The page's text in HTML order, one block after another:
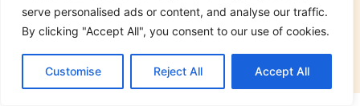
serve personalised ads or content, and analyse our traffic.
By clicking "Accept All", you consent to our use of cookies.
Customise Reject All Accept All
JARDIN
© 2026 All Rights Reserved Chez Viviane. Design by
Media Pantheon, Inc.